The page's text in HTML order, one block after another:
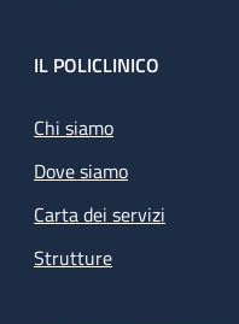
Footer
IL POLICLINICO
Chi siamo
Dove siamo
Carta dei servizi
Strutture